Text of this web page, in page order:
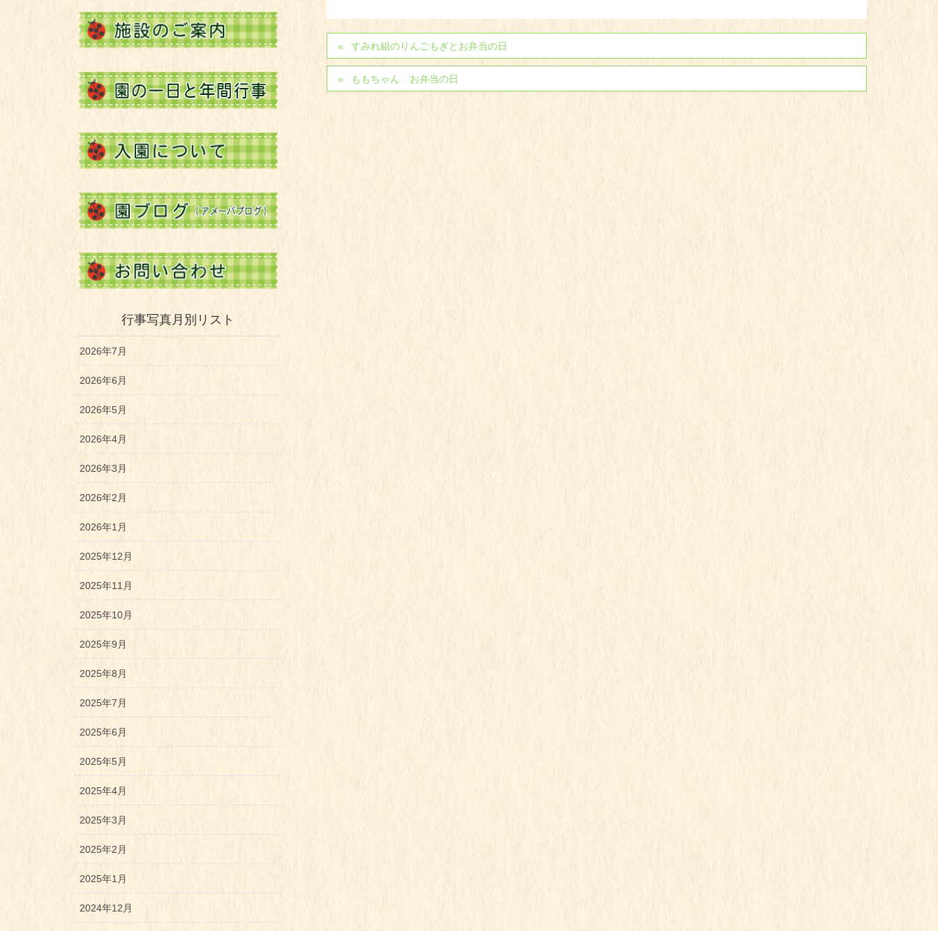
すみれ組のりんごもぎとお弁当の日
ももちゃん お弁当の日
行事写真月別リスト
2026年7月
2026年6月
2026年5月
2026年4月
2026年3月
2026年2月
2026年1月
2025年12月
2025年11月
2025年10月
2025年9月
2025年8月
2025年7月
2025年6月
2025年5月
2025年4月
2025年3月
2025年2月
2025年1月
2024年12月